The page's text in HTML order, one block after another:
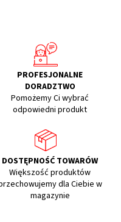
PROFESJONALNE
DORADZTWO
Pomożemy Ci wybrać
odpowiedni produkt
DOSTĘPNOŚĆ TOWARÓW
Większość produktów
dla Ciebie w
magazynie